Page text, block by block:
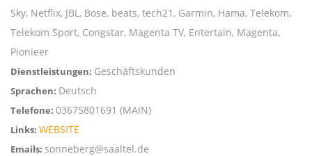
Sky, Netflix, JBL, Bose, beats, tech21, Garmin, Hama, Telekom,
Telekom Sport, Congstar, Magenta TV, Entertain, Magenta,
Pionieer
Dienstleistungen: Geschäftskunden
Sprachen: Deutsch
Telefone: 03675801691 (MAIN)
Links: WEBSITE
Emails: sonneberg@saaltel.de